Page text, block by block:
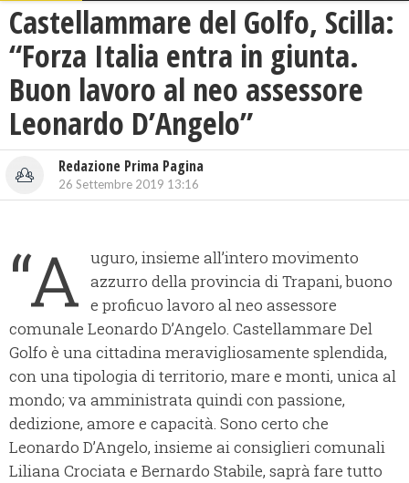
Castellammare del Golfo, Scilla:
“Forza Italia entra in giunta.
Buon lavoro al neo assessore
Leonardo D’Angelo”
Redazione Prima Pagina
26 Settembre 2019 13:16
“A uguro, insieme all’intero movimento
azzurro della provincia di Trapani, buono
e proficuo lavoro al neo assessore
comunale Leonardo D’Angelo. Castellammare Del
Golfo è una cittadina meravigliosamente splendida,
con una tipologia di territorio, mare e monti, unica al
mondo; va amministrata quindi con passione,
dedizione, amore e capacità. Sono certo che
Leonardo D’Angelo, insieme ai consiglieri comunali
Liliana Crociata e Bernardo Stabile, saprà fare tutto